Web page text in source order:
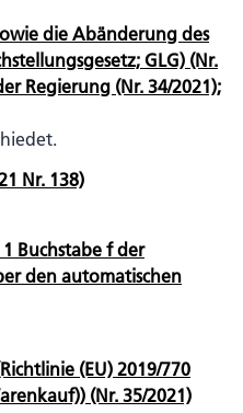
die Abänderung des
GLG) (Nr.
Regierung (Nr. 34/2021);
Nr. 138)
Buchstabe f der
den automatischen
(EU) 2019/770
(Nr. 35/2021)